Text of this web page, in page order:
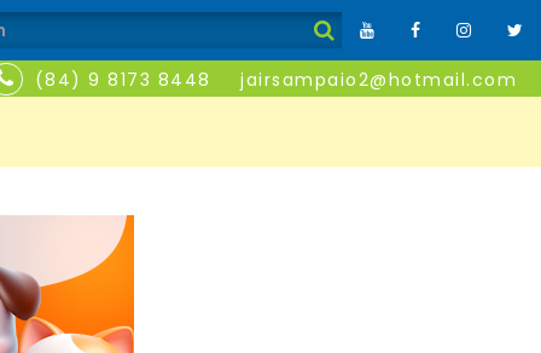
(84) 9 8173 8448 jairsampaio2@hotmail.com